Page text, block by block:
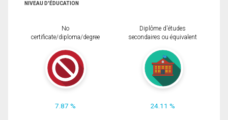
NIVEAU D'ÉDUCATION
No
certificate/diploma/degree
7.87 %
Diplôme d'études
secondaires ou équivalent
24.11 %